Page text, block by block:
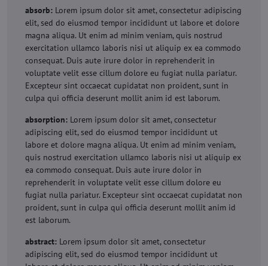
absorb: Lorem ipsum dolor sit amet, consectetur adipiscing
elit, sed do eiusmod tempor incididunt ut labore et dolore
magna aliqua. Ut enim ad minim veniam, quis nostrud
exercitation ullamco laboris nisi ut aliquip ex ea commodo
consequat. Duis aute irure dolor in reprehenderit in
voluptate velit esse cillum dolore eu fugiat nulla pariatur.
Excepteur sint occaecat cupidatat non proident, sunt in
culpa qui officia deserunt mollit anim id est laborum.
absorption: Lorem ipsum dolor sit amet, consectetur
adipiscing elit, sed do eiusmod tempor incididunt ut
labore et dolore magna aliqua. Ut enim ad minim veniam,
quis nostrud exercitation ullamco laboris nisi ut aliquip ex
ea commodo consequat. Duis aute irure dolor in
reprehenderit in voluptate velit esse cillum dolore eu
fugiat nulla pariatur. Excepteur sint occaecat cupidatat non
proident, sunt in culpa qui officia deserunt mollit anim id
est laborum.
abstract: Lorem ipsum dolor sit amet, consectetur
adipiscing elit, sed do eiusmod tempor incididunt ut